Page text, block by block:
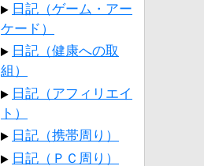
日記（ゲーム・アー
ケード）
日記（健康への取
組）
日記（アフィリエイ
ト）
日記（携帯周り）
日記（ＰＣ周り）